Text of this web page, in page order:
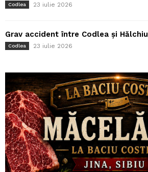
Codlea 23 iulie 2026
Grav accident între Codlea și Hălchiu
Codlea 23 iulie 2026